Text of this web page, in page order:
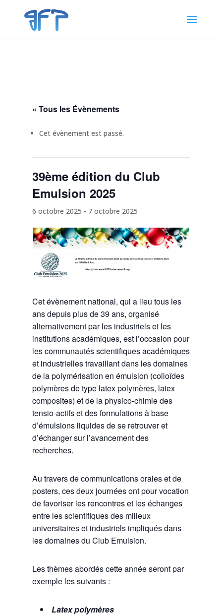
« Tous les Évènements
Cet évènement est passé.
39ème édition du Club
Emulsion 2025
6 octobre 2025 - 7 octobre 2025
Cet évènement national, qui a lieu tous les
ans depuis plus de 39 ans, organisé
alternativement par les industriels et les
institutions académiques, est l’occasion pour
les communautés scientifiques académiques
et industrielles travaillant dans les domaines
de la polymérisation en émulsion (colloïdes
polymères de type latex polymères, latex
composites) et de la physico-chimie des
tensio-actifs et des formulations à base
d’émulsions liquides de se retrouver et
d’échanger sur l’avancement des
recherches.
Au travers de communications orales et de
posters, ces deux journées ont pour vocation
de favoriser les rencontres et les échanges
entre les scientifiques des milieux
universitaires et industriels impliqués dans
les domaines du Club Emulsion.
Les thèmes abordés cette année seront par
exemple les suivants :
Latex polymères